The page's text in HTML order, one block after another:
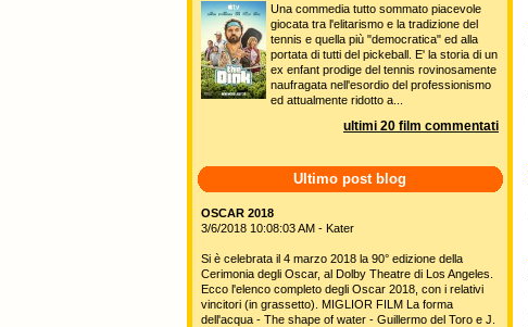
Una commedia tutto sommato piacevole
giocata tra l'elitarismo e la tradizione del
tennis e quella più "democratica" ed alla
portata di tutti del pickeball. E' la storia di un
ex enfant prodige del tennis rovinosamente
naufragata nell'esordio del professionismo
ed attualmente ridotto a...
ultimi 20 film commentati
Ultimo post blog
OSCAR 2018
3/6/2018 10:08:03 AM - Kater
Si è celebrata il 4 marzo 2018 la 90° edizione della
Cerimonia degli Oscar, al Dolby Theatre di Los Angeles.
Ecco l'elenco completo degli Oscar 2018, con i relativi
vincitori (in grassetto). MIGLIOR FILM La forma
dell'acqua - The shape of water - Guillermo del Toro e J.